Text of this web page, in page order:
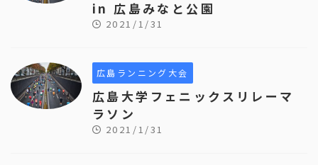
in 広島みなと公園
2021/1/31
広島ランニング大会
広島大学フェニックスリレーマ
ラソン
2021/1/31